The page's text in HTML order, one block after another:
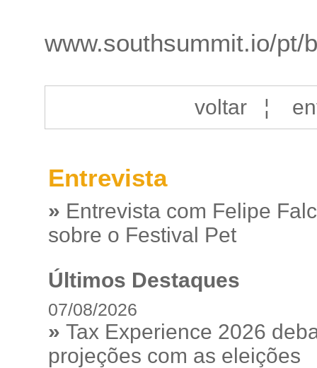
www.southsummit.io/pt/
voltar¦
Entrevista
» Entrevista com Felipe
sobre o Festival Pet
Últimos Destaques
07/08/2026
» Tax Experience 2026
projeções com as eleições